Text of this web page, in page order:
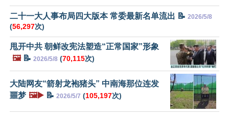
二十一大人事布局四大版本 常委最新名单流出 📝 2026/5/8
(56,297次)
甩开中共 朝鲜改宪法塑造“正常国家”形象
🖼️📝 2026/5/8 (70,115次)
大陆网友“箭射龙袍猪头” 中南海那位连发
噩梦 🖼️▶️ 📝 2026/5/7 (105,197次)